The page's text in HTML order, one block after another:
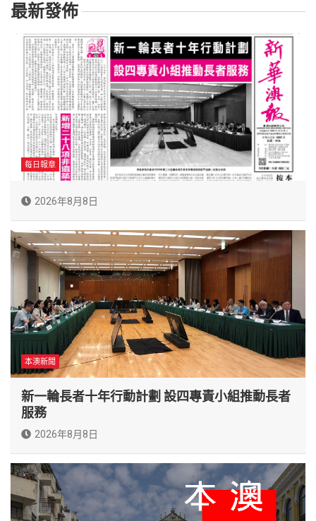
最新發佈
每日報章
2026年8月8日
本澳新聞
新一輪長者十年行動計劃 設四專責小組推動長者
服務
2026年8月8日